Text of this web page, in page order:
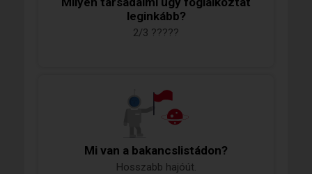
leginkább?
2/3 ?????
Mi van a bakancslistádon?
Hosszabb hajóút.